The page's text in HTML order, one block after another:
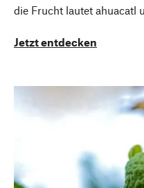
die Frucht lautet ahuacatl
Jetzt entdecken